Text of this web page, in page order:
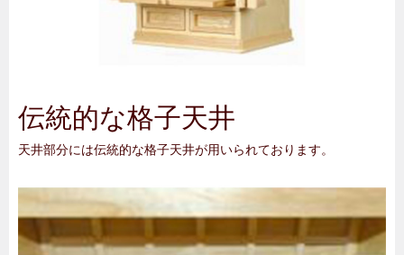
伝統的な格子天井
天井部分には伝統的な格子天井が用いられております。